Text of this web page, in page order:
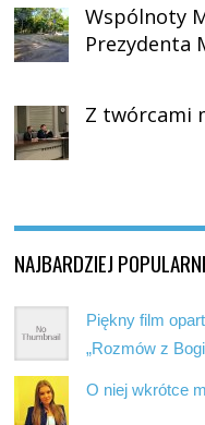
Wspólnoty
Prezydenta
Z twórcami
NAJBARDZIEJ
Piękny film
„Rozmów z
O niej wkrótce